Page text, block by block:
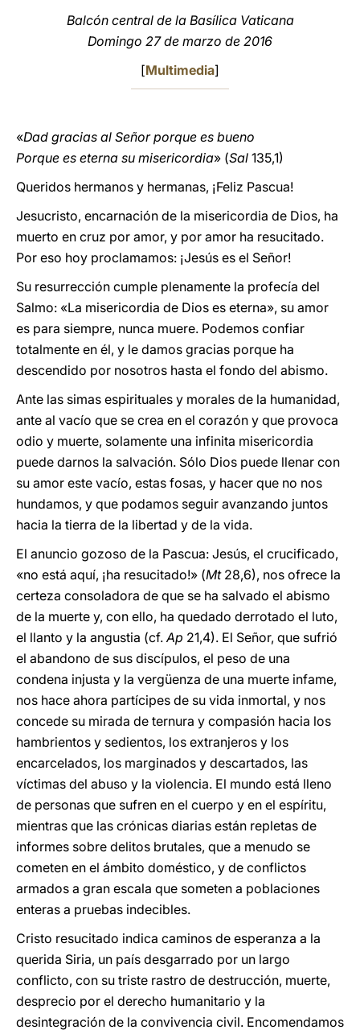
Balcón central de la Basílica Vaticana
Domingo 27 de marzo de 2016
[Multimedia]
«Dad gracias al Señor porque es bueno
Porque es eterna su misericordia» (Sal 135,1)
Queridos hermanos y hermanas, ¡Feliz Pascua!
Jesucristo, encarnación de la misericordia de Dios, ha
muerto en cruz por amor, y por amor ha resucitado.
Por eso hoy proclamamos: ¡Jesús es el Señor!
Su resurrección cumple plenamente la profecía del
Salmo: «La misericordia de Dios es eterna», su amor
es para siempre, nunca muere. Podemos confiar
totalmente en él, y le damos gracias porque ha
descendido por nosotros hasta el fondo del abismo.
Ante las simas espirituales y morales de la humanidad,
ante al vacío que se crea en el corazón y que provoca
odio y muerte, solamente una infinita misericordia
puede darnos la salvación. Sólo Dios puede llenar con
su amor este vacío, estas fosas, y hacer que no nos
hundamos, y que podamos seguir avanzando juntos
hacia la tierra de la libertad y de la vida.
El anuncio gozoso de la Pascua: Jesús, el crucificado,
«no está aquí, ¡ha resucitado!» (Mt28,6), nos ofrece la
certeza consoladora de que se ha salvado el abismo
de la muerte y, con ello, ha quedado derrotado el luto,
el llanto y la angustia (cf.Ap 21,4). El Señor, que sufrió
el abandono de sus discípulos, el peso de una
condena injusta y la vergüenza de una muerte infame,
nos hace ahora partícipes de su vida inmortal, y nos
concede su mirada de ternura y compasión hacia los
hambrientos y sedientos, los extranjeros y los
encarcelados, los marginados y descartados, las
víctimas del abuso y la violencia. El mundo está lleno
de personas que sufren en el cuerpo y en el espíritu,
mientras que las crónicas diarias están repletas de
informes sobre delitos brutales, que a menudo se
cometen en el ámbito doméstico, y de conflictos
armados a gran escala que someten a poblaciones
enteras a pruebas indecibles.
Cristo resucitado indica caminos de esperanza a la
querida Siria, un país desgarrado por un largo
conflicto, con su triste rastro de destrucción, muerte,
desprecio por el derecho humanitario y la
desintegración de la convivencia civil. Encomendamos